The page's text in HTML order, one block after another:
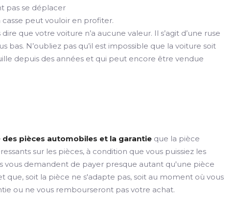
pas se déplacer
peut vouloir en profiter.
que votre voiture n’a aucune valeur. Il s’agit d’une ruse
bas. N’oubliez pas qu’il est impossible que la voiture soit
depuis des années et qui peut encore être vendue
pièces automobiles et la garantie que la pièce
sur les pièces, à condition que vous puissiez les
vous demandent de payer presque autant qu'une pièce
soit la pièce ne s'adapte pas, soit au moment où vous
ou ne vous rembourseront pas votre achat.